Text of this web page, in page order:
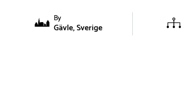
By
Gävle, Sverige